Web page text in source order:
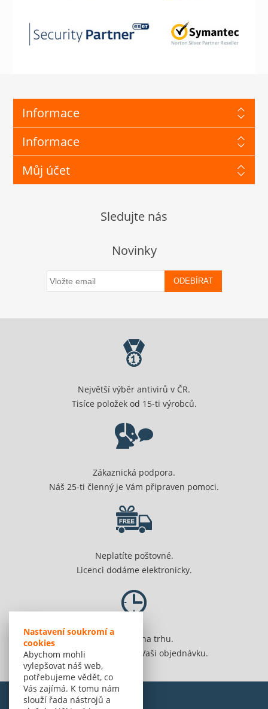
Nastavení soukromí a
cookies
Abychom mohli
vylepšovat náš web,
potřebujeme vědět, co
Vás zajímá. K tomu nám
slouží řada nástrojů a
Informace
Informace
Můj účet
Sledujte nás
Novinky
ODEBÍRAT
Největší výběr antivirů v ČR.
Tisíce položek od 15-ti výrobců.
Zákaznická podpora.
Náš 25-ti členný je Vám připraven pomoci.
Neplatíte poštovné.
Licenci dodáme elektronicky.
Jsme 20 let na trhu.
Spolehlivě vyřídíme Vaši objednávku.